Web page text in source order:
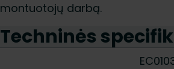
montuotojų darbą.
Techninės